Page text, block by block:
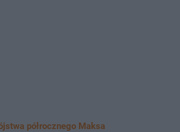
półrocznego Maksa